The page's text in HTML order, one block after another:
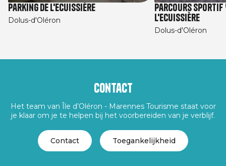
Parking de l'Ecuissière
Dolus-d'Oléron
Parcours sportif
l'Ecuissière
Dolus-d'Oléron
Contact
Het team van Île d’Oléron - Marennes Tourisme staat voor
je klaar om je te helpen bij het voorbereiden van je verblijf.
Contact Toegankelijkheid